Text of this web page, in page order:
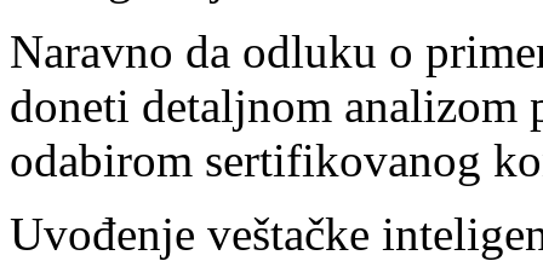
Naravno da odluku o
doneti detaljnom analizom
odabirom sertifikovanog
Uvođenje veštačke